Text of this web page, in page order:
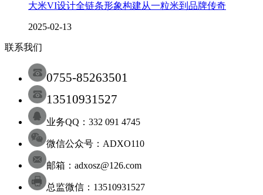
大米VI设计全链条形象构建从一粒米到品牌传奇
2025-02-13
联系我们
0755-85263501
13510931527
业务QQ：332 091 4745
微信公众号：ADXO110
邮箱：adxosz@126.com
总监微信：13510931527